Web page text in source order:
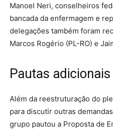
Manoel Neri, conselheiros
bancada da enfermagem e
delegações também foram
Marcos Rogério (PL-RO) e
Pautas adicionais
Além da reestruturação do
para discutir outras
grupo pautou a Proposta de